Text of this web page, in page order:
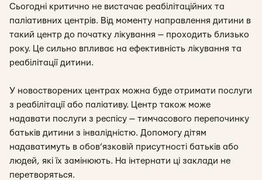
Сьогодні критично не вистачає реабілітаційних та
паліативних центрів. Від моменту направлення дитини в
такий центр до початку лікування — проходить близько
року. Це сильно впливає на ефективність лікування та
реабілітації дитини.
У новостворених центрах можна буде отримати послуги
з реабілітації або паліативу. Центр також може
надавати послуги з респісу — тимчасового перепочинку
батьків дитини з інвалідністю. Допомогу дітям
надаватимуть в обов’язковій присутності батьків або
людей, які їх замінюють. На інтернати ці заклади не
перетворяться.